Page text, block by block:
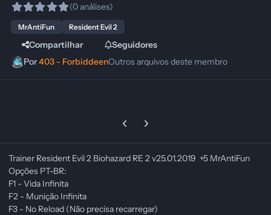
(0 análises)
MrAntiFun Resident Evil 2
Compartilhar
Seguidores
Por403 - ForbiddeenOutros arquivos deste membro
Previous carousel slide
Next carousel slide
Trainer Resident Evil 2 Biohazard RE 2 v25.01.2019 +5 MrAntiFun
Opções PT-BR:
F1 - Vida Infinita
F2 - Munição Infinita
F3 - No Reload (Não precisa recarregar)